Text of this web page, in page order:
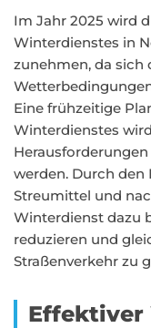
Im Jahr 2025 wird
Winterdienstes in
zunehmen, da sich
Eine frühzeitige
Winterdienstes
werden. Durch
Streumittel und
Winterdienst dazu
reduzieren und
Straßenverkehr zu